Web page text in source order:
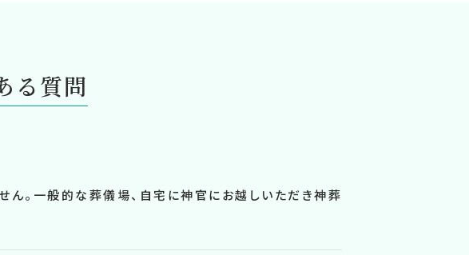
る質問
。一般的な葬儀場、自宅に神官にお越しいただき神葬